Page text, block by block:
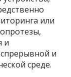
или
и
и
среде.